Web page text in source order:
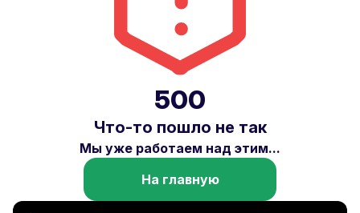
500
Что-то пошло не так
Мы уже работаем над этим...
На главную